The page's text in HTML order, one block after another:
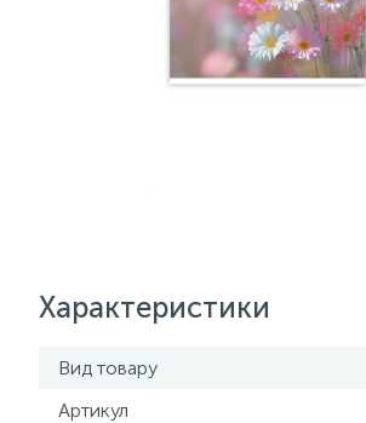
Характеристики
Вид товару
Артикул